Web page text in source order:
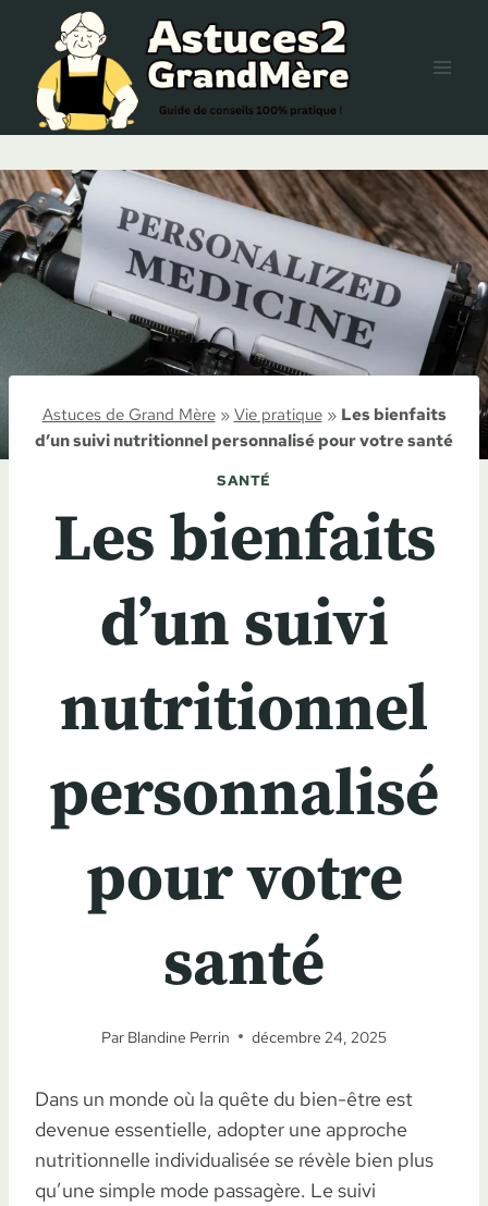
contenu
Astuces de Grand Mère»Vie pratique» Les bienfaits
d’un suivi nutritionnel personnalisé pour votre santé
SANTÉ
Les bienfaits
d’un suivi
nutritionnel
personnalisé
pour votre
santé
Par Blandine Perrin décembre 24, 2025
Dans un monde où la quête du bien-être est
devenue essentielle, adopter une approche
nutritionnelle individualisée se révèle bien plus
qu’une simple mode passagère. Le suivi